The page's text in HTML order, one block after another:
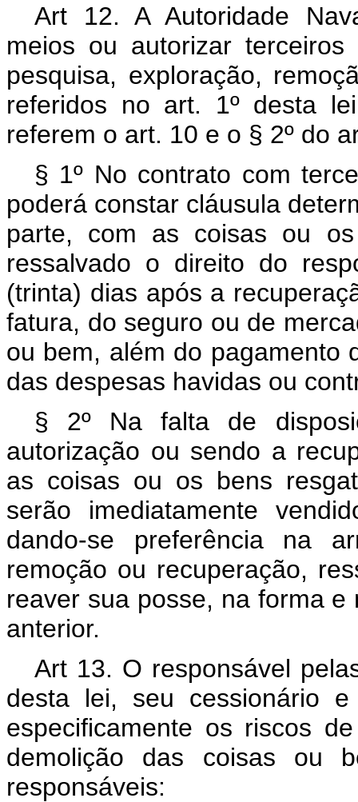
Art 12. A Autoridade
meios ou autorizar
pesquisa, exploração,
referidos no art. 1º desta
referem o art. 10 e o § 2º do
§ 1º No contrato com
poderá constar cláusula
parte, com as coisas ou
ressalvado o direito do
(trinta) dias após a
fatura, do seguro ou de
ou bem, além do pagamento
das despesas havidas ou
§ 2º Na falta de
autorização ou sendo a
as coisas ou os bens
serão imediatamente
dando-se preferência na
remoção ou recuperação,
reaver sua posse, na forma
anterior.
Art 13. O responsável
desta lei, seu cessionário
especificamente os riscos
demolição das coisas ou
responsáveis: